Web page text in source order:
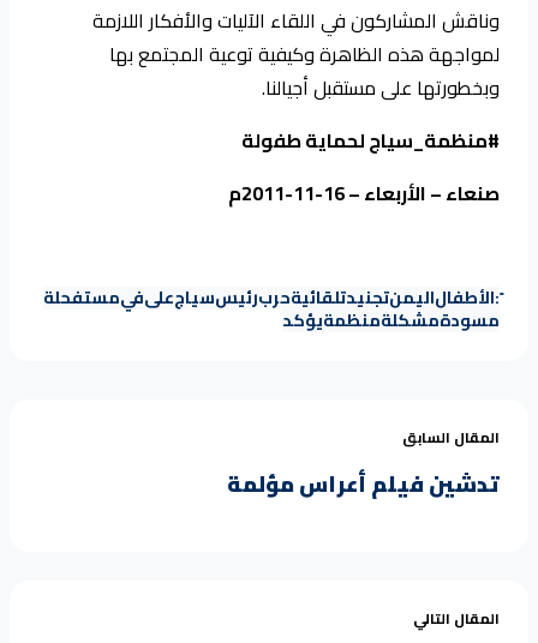
وناقش المشاركون في اللقاء الآليات والأفكار اللازمة
لمواجهة هذه الظاهرة وكيفية توعية المجتمع بها
وبخطورتها على مستقبل أجيالنا.
#منظمة_سياج لحماية طفولة
صنعاء – الأربعاء – 16-11-2011م
:الأطفالاليمنتجنيدتلقائيةحربرئيسسياجعلىفيمستفحلة
مسودةمشكلةمنظمةيؤكد
المقال السابق
تدشين فيلم أعراس مؤلمة
المقال التالي